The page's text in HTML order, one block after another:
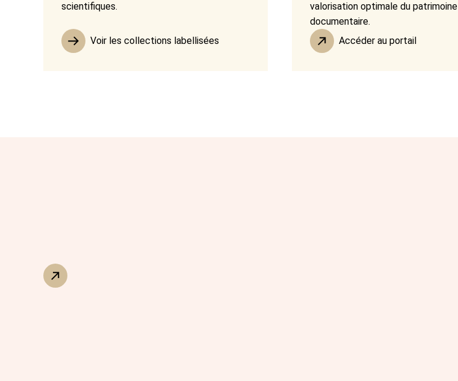
scientifiques.
Voir les collections labellisées
valorisation optimale du patrimoine
documentaire.
Accéder au portail